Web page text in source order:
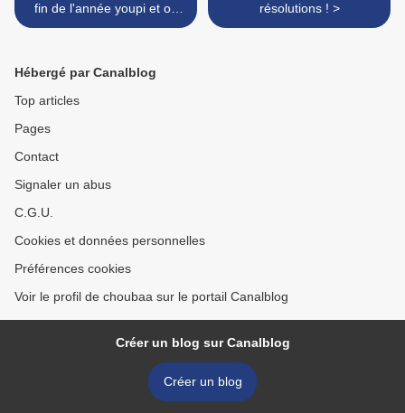
fin de l'année youpi et on
passe à autre chose !
résolutions ! >
Hébergé par Canalblog
Top articles
Pages
Contact
Signaler un abus
C.G.U.
Cookies et données personnelles
Préférences cookies
Voir le profil de choubaa sur le portail Canalblog
Créer un blog sur Canalblog
Créer un blog